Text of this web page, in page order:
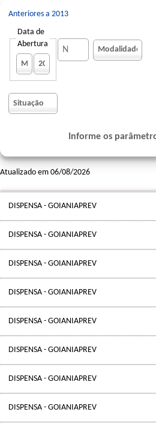
Anteriores a 2013
Data de
Abertura
Informe os
Atualizado em 06/08/2026
DISPENSA - GOIANIAPREV
DISPENSA - GOIANIAPREV
DISPENSA - GOIANIAPREV
DISPENSA - GOIANIAPREV
DISPENSA - GOIANIAPREV
DISPENSA - GOIANIAPREV
DISPENSA - GOIANIAPREV
DISPENSA - GOIANIAPREV